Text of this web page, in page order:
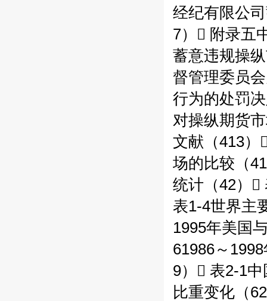
经纪有限公
7） 附录五
蓄意违规操
督管理委员
行为的处罚
对操纵期货
文献（413）
场的比较（
统计（42）
表1-4世界主
1995年美国
61986～
9） 表2-1
比重变化（